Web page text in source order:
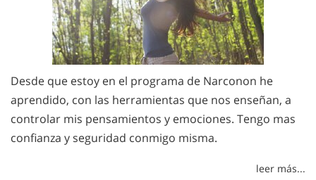
Desde que estoy en el programa de Narconon he
aprendido, con las herramientas que nos enseñan, a
controlar mis pensamientos y emociones. Tengo mas
confianza y seguridad conmigo misma.
leer más...